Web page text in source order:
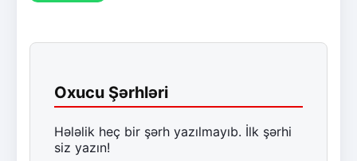
Oxucu Şərhləri
Hələlik heç bir şərh yazılmayıb. İlk şərhi
siz yazın!